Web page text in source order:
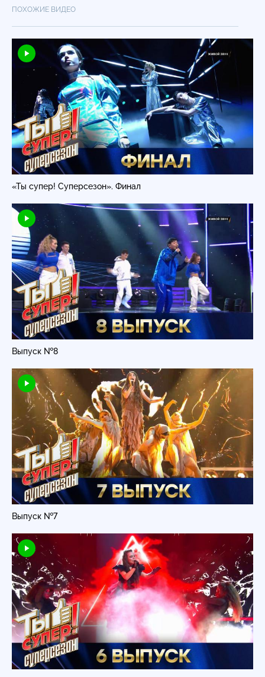
ПОХОЖИЕ ВИДЕО
«Ты супер! Суперсезон». Финал
Выпуск №8
Выпуск №7